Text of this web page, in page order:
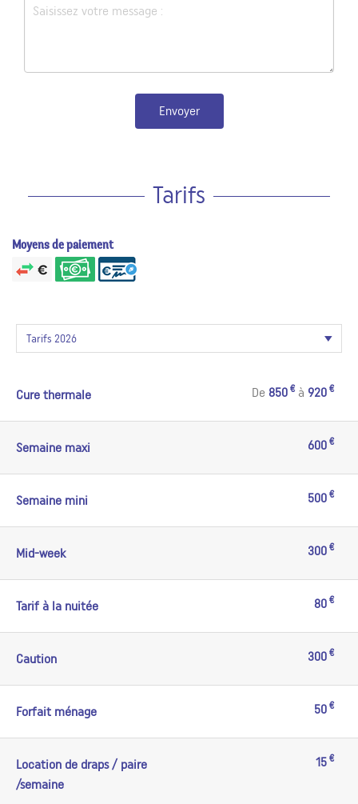
Envoyer
Tarifs
Moyens de paiement
Cure thermale De 850 € à 920 €
Semaine maxi 600 €
Semaine mini 500 €
Mid-week 300 €
Tarif à la nuitée 80 €
Caution 300 €
Forfait ménage 50 €
Location de draps / paire
/semaine
15 €